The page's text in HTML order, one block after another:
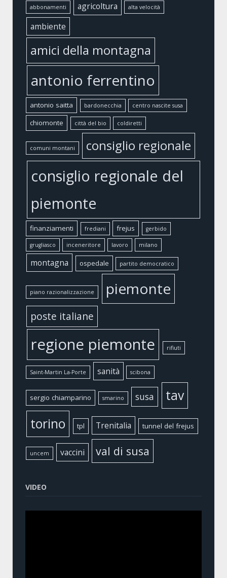
abbonamenti agricoltura alta velocità
ambiente
amici della montagna
antonio ferrentino
antonio saitta bardonecchia centro nascite susa
chiomonte città del bio coldiretti
comuni montani consiglio regionale
consiglio regionale del
piemonte
finanziamenti frediani frejus gerbido
grugliasco inceneritore lavoro milano
montagna ospedale partito democratico
piano razionalizzazione piemonte
poste italiane
regione piemonte rifiuti
Saint-Martin La-Porte sanità scibona
sergio chiamparino smarino susa
tav
torino
tpl Trenitalia tunnel del frejus
uncem vaccini val di susa
VIDEO